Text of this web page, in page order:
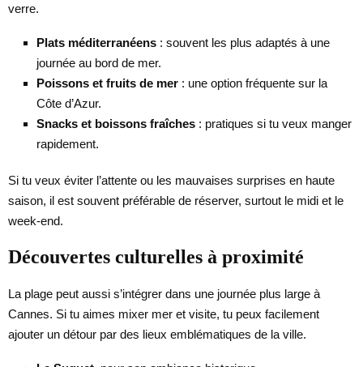
verre.
Plats méditerranéens : souvent les plus adaptés à une
journée au bord de mer.
Poissons et fruits de mer : une option fréquente sur la
Côte d’Azur.
Snacks et boissons fraîches : pratiques si tu veux manger
rapidement.
Si tu veux éviter l’attente ou les mauvaises surprises en haute
saison, il est souvent préférable de réserver, surtout le midi et le
week-end.
Découvertes culturelles à proximité
La plage peut aussi s’intégrer dans une journée plus large à
Cannes. Si tu aimes mixer mer et visite, tu peux facilement
ajouter un détour par des lieux emblématiques de la ville.